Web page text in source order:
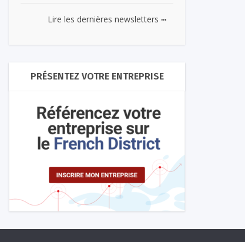
Lire les dernières newsletters ...
PRÉSENTEZ VOTRE ENTREPRISE